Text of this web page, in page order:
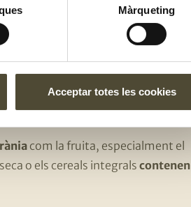
Màrqueting
Acceptar totes les cookies
begudes ensucrades i sucs
com la fruita, especialment el
o els cereals integrals contenen